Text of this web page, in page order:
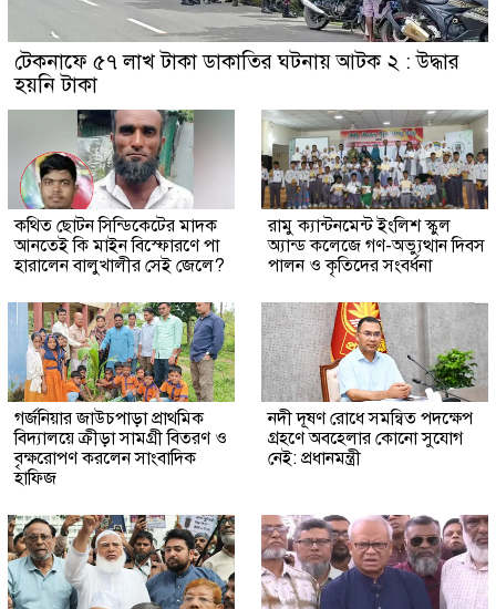
টেকনাফে ৫৭ লাখ টাকা ডাকাতির ঘটনায় আটক ২ : উদ্ধার
হয়নি টাকা
কথিত ছোটন সিন্ডিকেটের মাদক
আনতেই কি মাইন বিস্ফোরণে পা
হারালেন বালুখালীর সেই জেলে?
রামু ক্যান্টনমেন্ট ইংলিশ স্কুল
অ্যান্ড কলেজে গণ-অভ্যুত্থান দিবস
পালন ও কৃতিদের সংবর্ধনা
গর্জনিয়ার জাউচপাড়া প্রাথমিক
বিদ্যালয়ে ক্রীড়া সামগ্রী বিতরণ ও
বৃক্ষরোপণ করলেন সাংবাদিক
হাফিজ
নদী দূষণ রোধে সমন্বিত পদক্ষেপ
গ্রহণে অবহেলার কোনো সুযোগ
নেই: প্রধানমন্ত্রী